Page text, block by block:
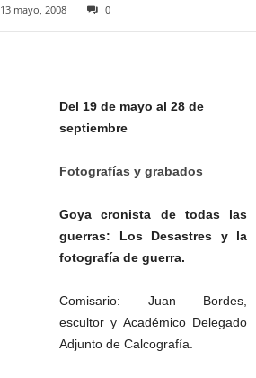
13 mayo, 2008 0
Del 19 de mayo al 28 de
septiembre
Fotografías y grabados
Goya cronista de todas las
guerras: Los Desastres y la
fotografía de guerra.
Comisario: Juan Bordes,
escultor y Académico Delegado
Adjunto de Calcografía.